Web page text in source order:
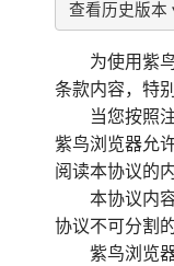
查看历史版本
为使用紫
条款内容，特
当您按照
紫鸟浏览器允
阅读本协议的
本协议内
协议不可分割
紫鸟浏览